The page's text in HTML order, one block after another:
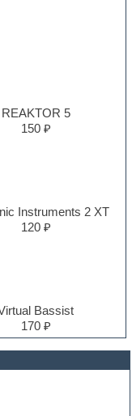
REAKTOR 5
150 ₽
Instruments 2 XT
120 ₽
Bassist
170 ₽